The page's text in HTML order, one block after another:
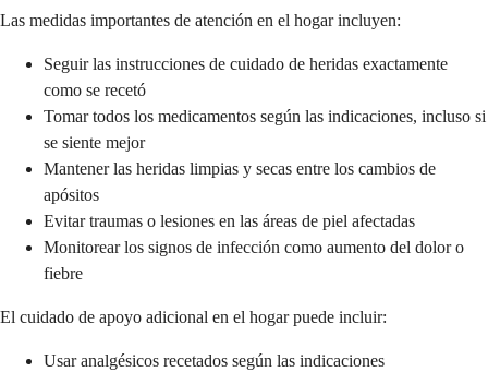
Las medidas importantes de atención en el hogar incluyen:
Seguir las instrucciones de cuidado de heridas exactamente
como se recetó
Tomar todos los medicamentos según las indicaciones, incluso si
se siente mejor
Mantener las heridas limpias y secas entre los cambios de
apósitos
Evitar traumas o lesiones en las áreas de piel afectadas
Monitorear los signos de infección como aumento del dolor o
fiebre
El cuidado de apoyo adicional en el hogar puede incluir:
Usar analgésicos recetados según las indicaciones